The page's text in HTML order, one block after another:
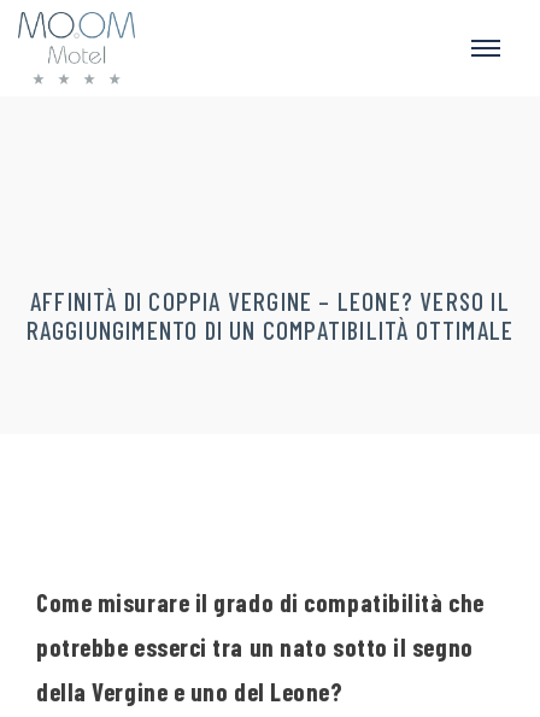
AFFINITÀ DI COPPIA VERGINE – LEONE? VERSO IL
RAGGIUNGIMENTO DI UN COMPATIBILITÀ OTTIMALE
Come misurare il grado di compatibilità che
potrebbe esserci tra un nato sotto il segno
della Vergine e uno del Leone?